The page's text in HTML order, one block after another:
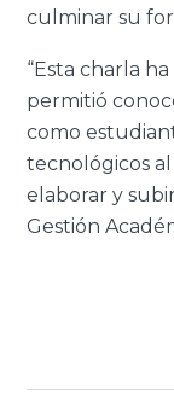
culminar su
“Esta charla
permitió
como
tecnológicos
elaborar y
Gestión